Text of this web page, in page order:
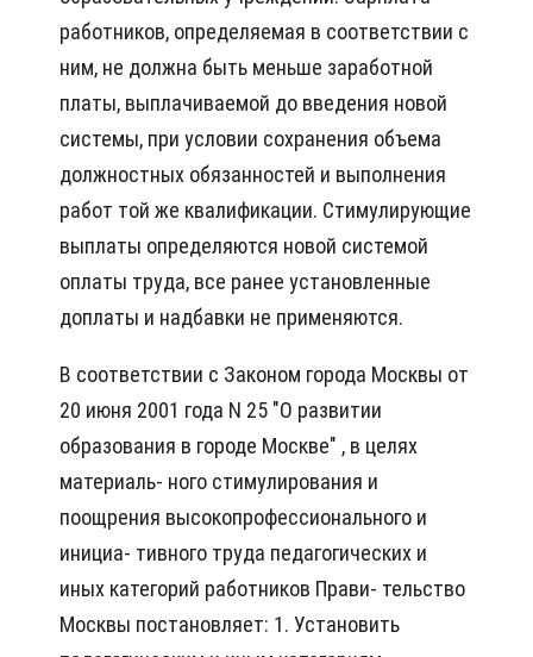
работников, определяемая в соответствии с
ним, не должна быть меньше заработной
платы, выплачиваемой до введения новой
системы, при условии сохранения объема
должностных обязанностей и выполнения
работ той же квалификации. Стимулирующие
выплаты определяются новой системой
оплаты труда, все ранее установленные
доплаты и надбавки не применяются.
В соответствии с Законом города Москвы от
20 июня 2001 года N 25 "О развитии
образования в городе Москве" , в целях
материаль- ного стимулирования и
поощрения высокопрофессионального и
инициа- тивного труда педагогических и
иных категорий работников Прави- тельство
Москвы постановляет: 1. Установить